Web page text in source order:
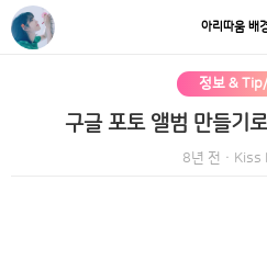
아리따움 배
정보 &
구글 포토 앨범 만들기
8년 전 · Kiss